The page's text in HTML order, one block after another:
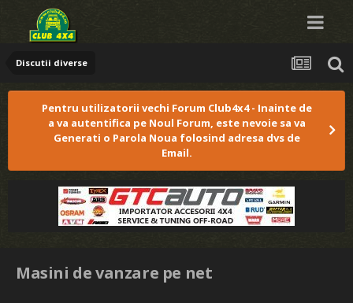
Discutii diverse
Pentru utilizatorii vechi Forum Club4x4 - Inainte de
a va autentifica pe Noul Forum, este nevoie sa va
Generati o Parola Noua folosind adresa dvs de
Email.
Masini de vanzare pe net